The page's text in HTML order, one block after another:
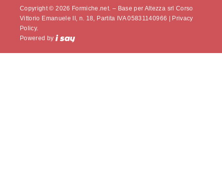
Copyright © 2026 Formiche.net. – Base per Altezza srl Corso
Vittorio Emanuele II, n. 18, Partita IVA 05831140966 |
Privacy
Policy.
Powered by